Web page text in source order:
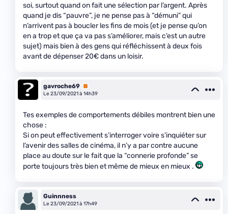
soi, surtout quand on fait une sélection par l’argent. Après
quand je dis “pauvre”, je ne pense pas à “démuni” qui
n’arrivent pas à boucler les fins de mois (et je pense qu’on
en a trop et que ça va pas s’améliorer, mais c’est un autre
sujet) mais bien à des gens qui réfléchissent à deux fois
avant de dépenser 20€ dans un loisir.
gavroche69 Premium
Le 23/09/2021 à 14h39
Tes exemples de comportements débiles montrent bien une
chose :
Si on peut effectivement s’interroger voire s’inquiéter sur
l’avenir des salles de cinéma, il n’y a par contre aucune
place au doute sur le fait que la “connerie profonde” se
porte toujours très bien et même de mieux en mieux .
Guinnness
Le 23/09/2021 à 17h49